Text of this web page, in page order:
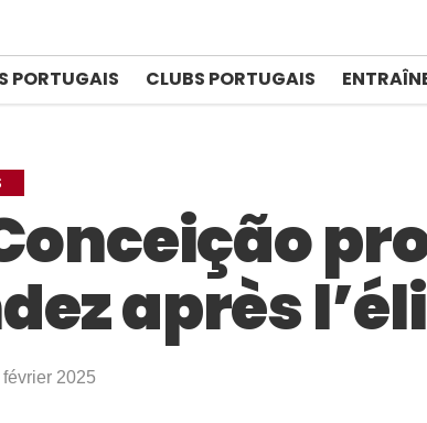
PORTUGAIS CLUBS PORTUGAIS
après
février 2025